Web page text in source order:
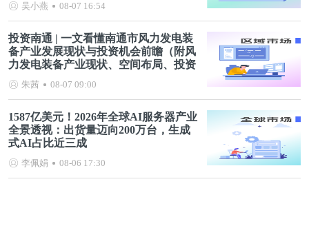
吴小燕 08-07 16:54
投资南通 | 一文看懂南通市风力发电装
备产业发展现状与投资机会前瞻（附风
力发电装备产业现状、空间布局、投资
机会分析等）
朱茜 08-07 09:00
1587亿美元！2026年全球AI服务器产业
全景透视：出货量迈向200万台，生成
式AI占比近三成
李佩娟 08-06 17:30